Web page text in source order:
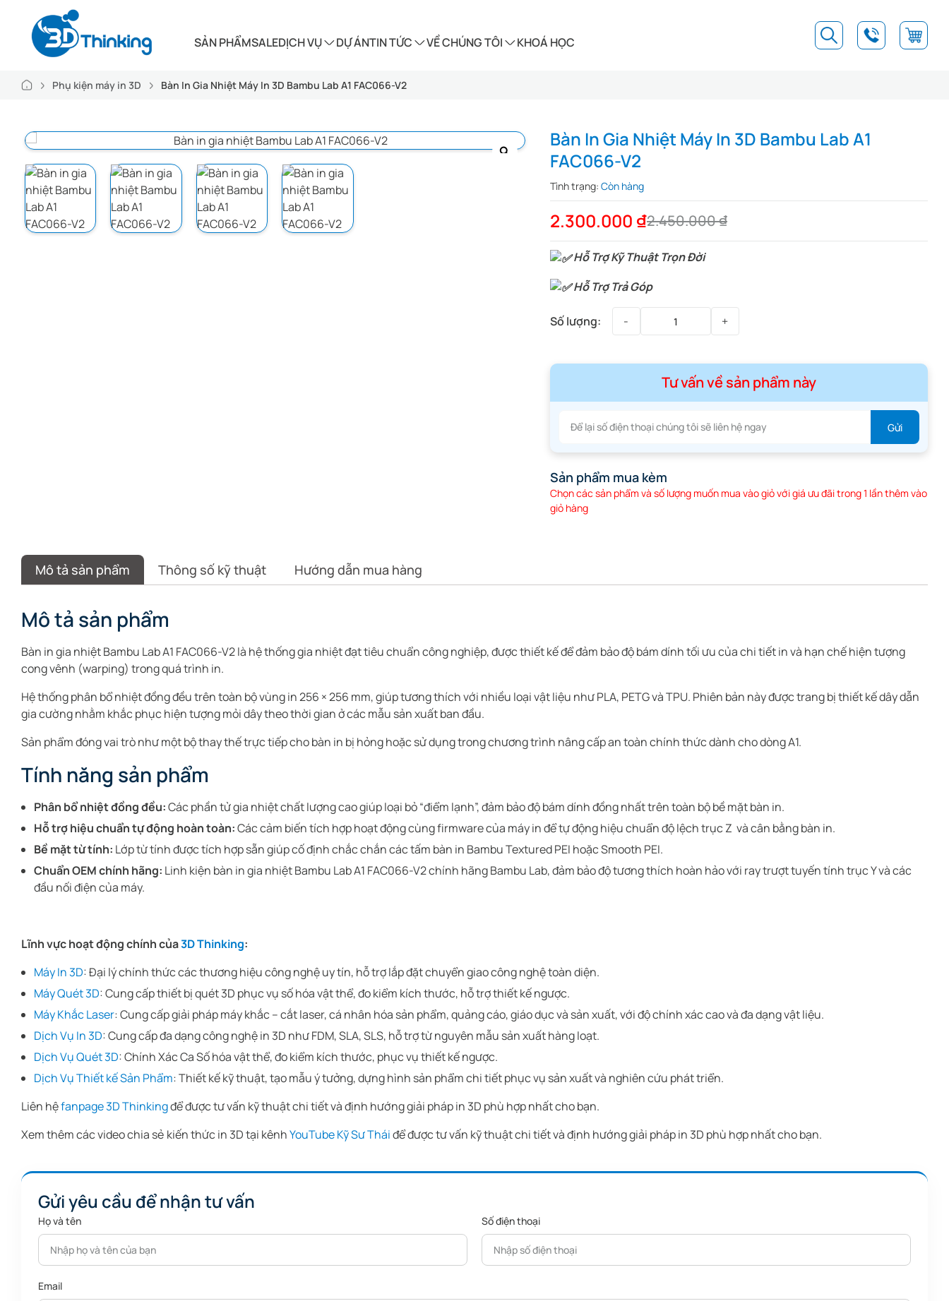
SẢN PHẨMSALEDỊCH VỤ DỰ ÁNTIN TỨC VỀ CHÚNG TÔI KHOÁ HỌC
Phụ kiện máy in 3D Bàn In Gia Nhiệt Máy In 3D Bambu Lab A1 FAC066-V2
Bàn In Gia Nhiệt Máy In 3D Bambu Lab A1
FAC066-V2
Tình trạng: Còn hàng
2.450.000₫
2.300.000 ₫
Hỗ Trợ Kỹ Thuật Trọn Đời
Hỗ Trợ Trả Góp
Tư vấn về sản phẩm này
Sản phẩm mua kèm
Chọn các sản phẩm và số lượng muốn mua vào giỏ với giá ưu đãi trong 1 lần thêm vào
giỏ hàng
Mô tả sản phẩm Thông số kỹ thuật Hướng dẫn mua hàng
Mô tả sản phẩm
Bàn in gia nhiệt Bambu Lab A1 FAC066-V2 là hệ thống gia nhiệt đạt tiêu chuẩn công nghiệp, được thiết kế để đảm bảo độ bám dính tối ưu của chi tiết in và hạn chế hiện tượng
cong vênh (warping) trong quá trình in.
Hệ thống phân bổ nhiệt đồng đều trên toàn bộ vùng in 256 × 256 mm, giúp tương thích với nhiều loại vật liệu như PLA, PETG và TPU. Phiên bản này được trang bị thiết kế dây dẫn
gia cường nhằm khắc phục hiện tượng mỏi dây theo thời gian ở các mẫu sản xuất ban đầu.
Sản phẩm đóng vai trò như một bộ thay thế trực tiếp cho bàn in bị hỏng hoặc sử dụng trong chương trình nâng cấp an toàn chính thức dành cho dòng A1.
Tính năng sản phẩm
Phân bổ nhiệt đồng đều:Các phần tử gia nhiệt chất lượng cao giúp loại bỏ “điểm lạnh”, đảm bảo độ bám dính đồng nhất trên toàn bộ bề mặt bàn in.
Hỗ trợ hiệu chuẩn tự động hoàn toàn:Các cảm biến tích hợp hoạt động cùng firmware của máy in để tự động hiệu chuẩn độ lệch trục Z và cân bằng bàn in.
Bề mặt từ tính: Lớp từ tính được tích hợp sẵn giúp cố định chắc chắn các tấm bàn in Bambu Textured PEI hoặc Smooth PEI.
Chuẩn OEM chính hãng: Linh kiện bàn in gia nhiệt Bambu Lab A1 FAC066-V2 chính hãng Bambu Lab, đảm bảo độ tương thích hoàn hảo với ray trượt tuyến tính trục Y và các
đầu nối điện của máy.
Lĩnh vực hoạt động chính của3D Thinking:
Máy In 3D: Đại lý chính thức các thương hiệu công nghệ uy tín, hỗ trợ lắp đặt chuyển giao công nghệ toàn diện.
Máy Quét 3D: Cung cấp thiết bị quét 3D phục vụ số hóa vật thể, đo kiểm kích thước, hỗ trợ thiết kế ngược.
Máy Khắc Laser: Cung cấp giải pháp máy khắc – cắt laser, cá nhân hóa sản phẩm, quảng cáo, giáo dục và sản xuất, với độ chính xác cao và đa dạng vật liệu.
Dịch Vụ In 3D: Cung cấp đa dạng công nghệ in 3D như FDM, SLA, SLS, hỗ trợ từ nguyên mẫu sản xuất hàng loạt.
Dịch Vụ Quét 3D: Chính Xác Ca Số hóa vật thể, đo kiểm kích thước, phục vụ thiết kế ngược.
Dịch Vụ Thiết kế Sản Phẩm: Thiết kế kỹ thuật, tạo mẫu ý tưởng, dựng hình sản phẩm chi tiết phục vụ sản xuất và nghiên cứu phát triển.
Liên hệfanpage 3D Thinkingđể được tư vấn kỹ thuật chi tiết và định hướng giải pháp in 3D phù hợp nhất cho bạn.
Xem thêm các video chia sẻ kiến thức in 3D tại kênhYouTube Kỹ Sư Tháiđể được tư vấn kỹ thuật chi tiết và định hướng giải pháp in 3D phù hợp nhất cho bạn.
Gửi yêu cầu để nhận tư vấn
Họ và tên Số điện thoại
Email